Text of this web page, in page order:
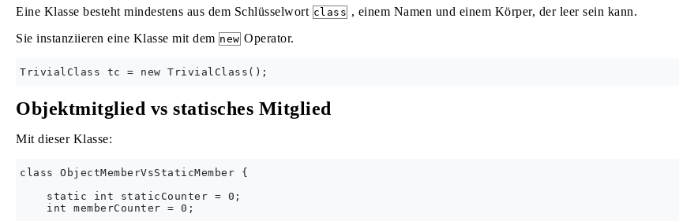
Eine Klasse besteht mindestens aus dem Schlüsselwort class , einem Namen und einem Körper, der leer sein kann.
Sie instanziieren eine Klasse mit dem new Operator.
Objektmitglied vs statisches Mitglied
Mit dieser Klasse:
class ObjectMemberVsStaticMember {
    static int staticCounter = 0;
    int memberCounter = 0;